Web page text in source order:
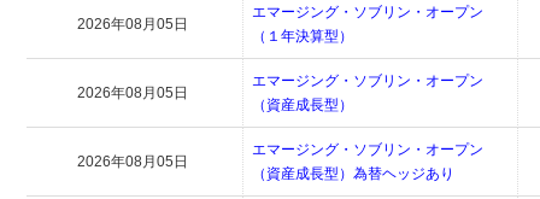
2026年08月05日
エマージング・ソブリン・オープン
（１年決算型）
2026年08月05日
エマージング・ソブリン・オープン
（資産成長型）
2026年08月05日
エマージング・ソブリン・オープン
（資産成長型）為替ヘッジあり